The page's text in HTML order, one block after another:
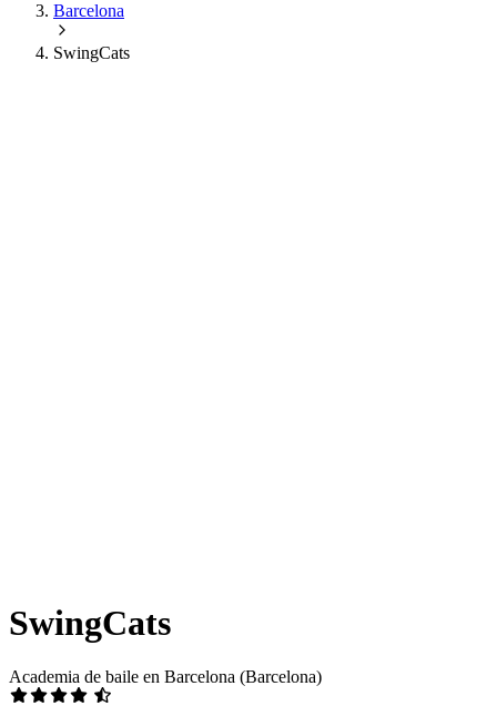
Barcelona
SwingCats
SwingCats
Academia de baile en Barcelona (Barcelona)